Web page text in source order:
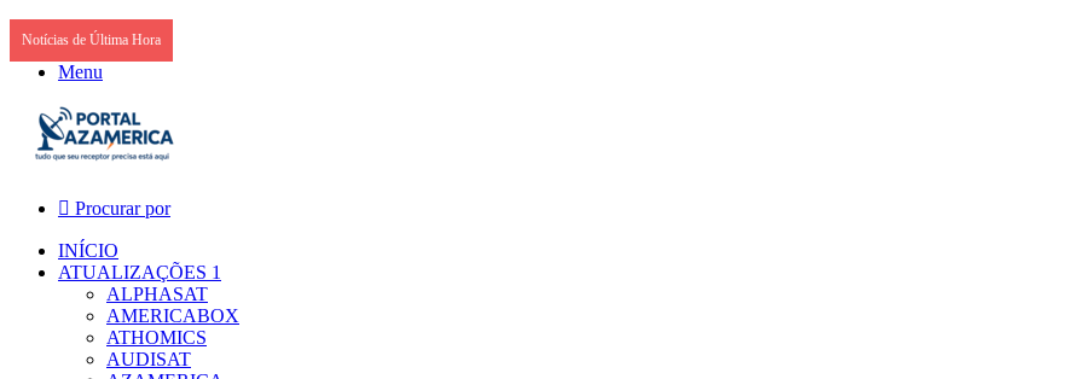
Notícias de Última Hora
Menu
Procurar por
INÍCIO
ATUALIZAÇÕES 1
ALPHASAT
AMERICABOX
ATHOMICS
AUDISAT